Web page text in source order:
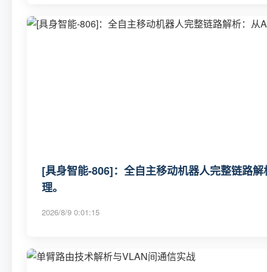
[具身智能-806]：全自主移动机器人完整链路
理。
2026/8/9 0:01:15